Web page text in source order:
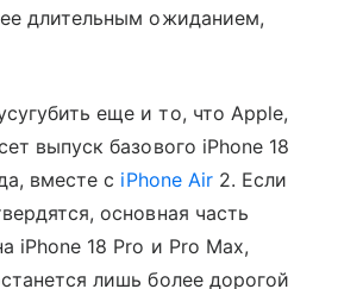
длительным ожиданием,
еще и то, что Apple,
выпуск базового iPhone 18
вместе с iPhone Air2. Если
основная часть
iPhone 18 Pro и Pro Max,
лишь более дорогой